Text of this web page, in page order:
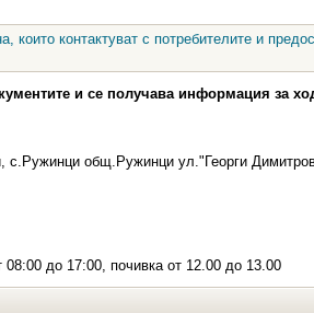
контактуват с потребителите и
и се получава информация за
общ.Ружинци ул."Георги
до 17:00, почивка от 12.00 до 13.00